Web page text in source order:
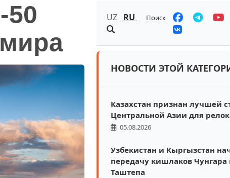
50
UZ RU Поиск
НОВОСТИ ЭТОЙ
Казахстан признан лучшей
Центральной Азии для
05.08.2026
Узбекистан и Кыргызстан
передачу кишлаков Чунгара
Таштепа